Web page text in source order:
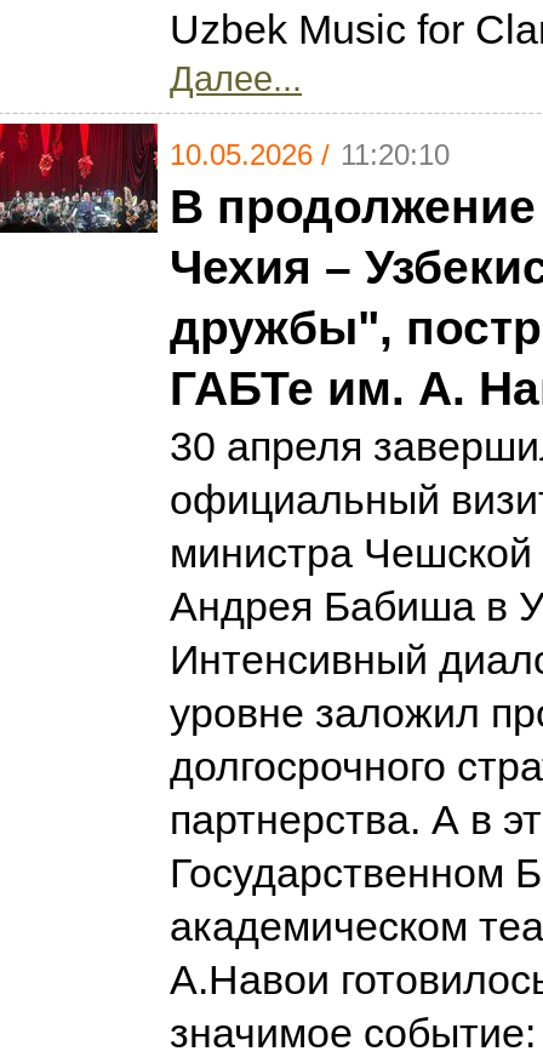
Uzbek Music for
Далее...
10.05.2026 / 11:20:10
В
Чехия –
дружбы",
ГАБТе им. А.
30 апреля
официальный
министра Чешской
Андрея Бабиша в
Интенсивный
уровне заложил
долгосрочного
партнерства. А в
Государственном
академическом
А.Навои
значимое событие: